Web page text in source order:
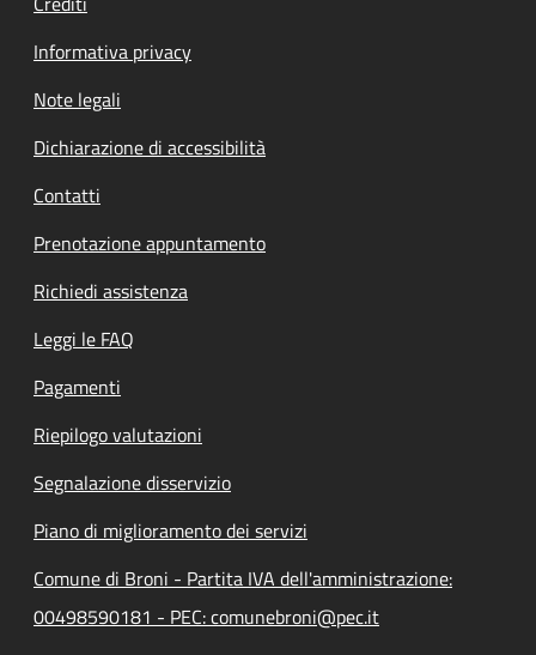
Informativa privacy
Note legali
Dichiarazione di accessibilità
Contatti
Prenotazione appuntamento
Richiedi assistenza
Leggi le FAQ
Pagamenti
Riepilogo valutazioni
Segnalazione disservizio
Piano di miglioramento dei servizi
Comune di Broni - Partita IVA dell'amministrazione:
00498590181 - PEC: comunebroni@pec.it